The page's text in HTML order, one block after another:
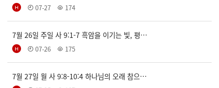
07-27 174
7월 26일 주일 사 9:1-7 흑암을 이기는 빛, 평…
07-26 175
7월 27일 월 사 9:8-10:4 하나님의 오래 참으…